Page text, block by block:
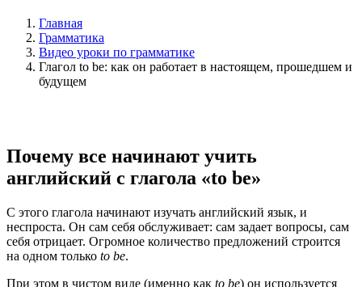
Главная
Грамматика
Видео уроки по грамматике
Глагол to be: как он работает в настоящем, прошедшем и
будущем
Почему все начинают учить
английский с глагола «to be»
С этого глагола начинают изучать английский язык, и
неспроста. Он сам себя обслуживает: сам задает вопросы, сам
себя отрицает. Огромное количество предложений строится
на одном только to be.
При этом в чистом виде (именно как to be) он используется